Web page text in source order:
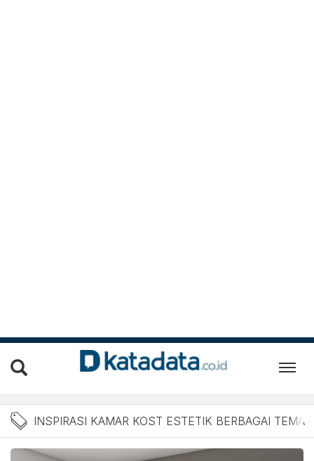
Berita Inspirasi Kamar
INSPIRASI KAMAR KOST ESTETIK BERBAGAI TEMA